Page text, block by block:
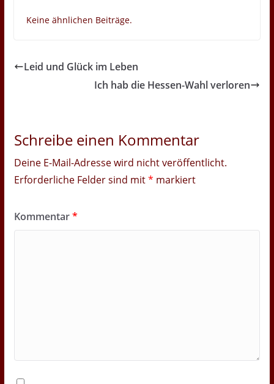
Keine ähnlichen Beiträge.
Leid und Glück im Leben
Ich hab die Hessen-Wahl verloren
Schreibe einen Kommentar
Deine E-Mail-Adresse wird nicht veröffentlicht.
Erforderliche Felder sind mit* markiert
Kommentar*